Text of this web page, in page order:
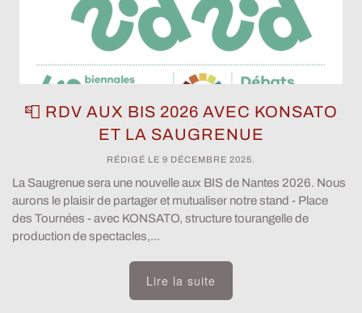
📮 RDV AUX BIS 2026 AVEC KONSATO
ET LA SAUGRENUE
RÉDIGÉ LE 9 DÉCEMBRE 2025
La Saugrenue sera une nouvelle aux BIS de Nantes 2026. Nous
aurons le plaisir de partager et mutualiser notre stand - Place
des Tournées - avec KONSATO, structure tourangelle de
production de spectacles,...
Lire la suite